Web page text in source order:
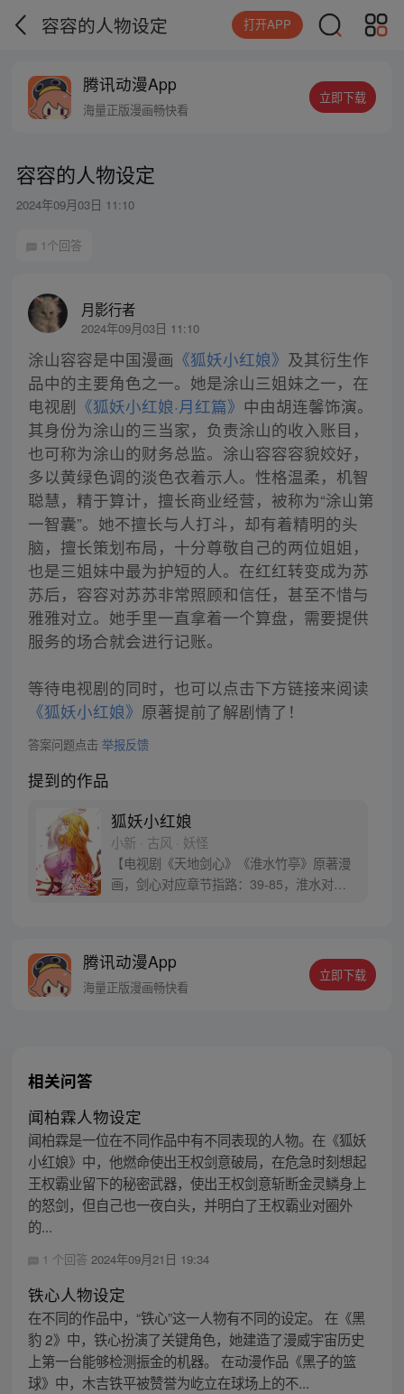
容容的人物设定 打开APP
腾讯动漫App
海量正版漫画畅快看
立即下载
容容的人物设定
2024年09月03日 11:10
1个回答
月影行者
2024年09月03日 11:10
涂山容容是中国漫画 《狐妖小红娘》 及其衍生作
品中的主要角色之一。她是涂山三姐妹之一，在
电视剧 《狐妖小红娘·月红篇》 中由胡连馨饰演。
其身份为涂山的三当家，负责涂山的收入账目，
也可称为涂山的财务总监。涂山容容容貌姣好，
多以黄绿色调的淡色衣着示人。性格温柔，机智
聪慧，精于算计，擅长商业经营，被称为“涂山第
一智囊”。她不擅长与人打斗，却有着精明的头
脑，擅长策划布局，十分尊敬自己的两位姐姐，
也是三姐妹中最为护短的人。在红红转变成为苏
苏后，容容对苏苏非常照顾和信任，甚至不惜与
雅雅对立。她手里一直拿着一个算盘，需要提供
服务的场合就会进行记账。
等待电视剧的同时，也可以点击下方链接来阅读
《狐妖小红娘》 原著提前了解剧情了！
答案问题点击 举报反馈
提到的作品
狐妖小红娘
小新 · 古风 · 妖怪
【电视剧《天地剑心》《淮水竹亭》原著漫
画，剑心对应章节指路：39-85，淮水对应
腾讯动漫App
海量正版漫画畅快看
立即下载
相关问答
闻柏霖人物设定
闻柏霖是一位在不同作品中有不同表现的人物。在《狐妖
小红娘》中，他燃命使出王权剑意破局，在危急时刻想起
王权霸业留下的秘密武器，使出王权剑意斩断金灵鳞身上
的怒剑，但自己也一夜白头，并明白了王权霸业对圈外
的...
1 个回答 2024年09月21日 19:34
铁心人物设定
在不同的作品中，“铁心”这一人物有不同的设定。 在《黑
豹 2》中，铁心扮演了关键角色，她建造了漫威宇宙历史
上第一台能够检测振金的机器。 在动漫作品《黑子的篮
球》中，木吉铁平被赞誉为屹立在球场上的不...